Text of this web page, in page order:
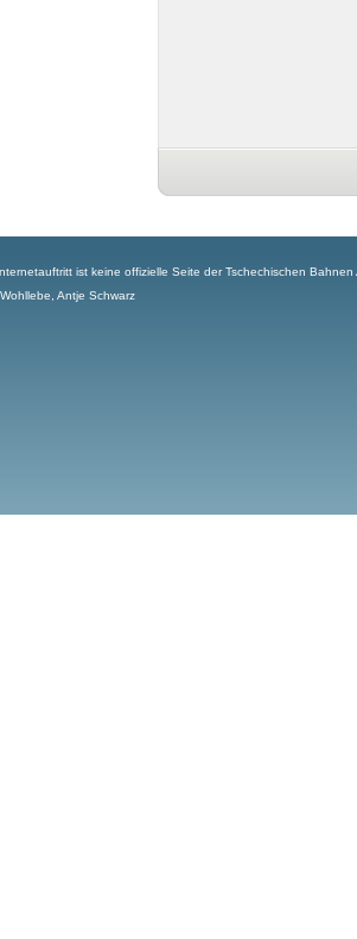
ist keine offizielle Seite der Tschechischen
Antje Schwarz